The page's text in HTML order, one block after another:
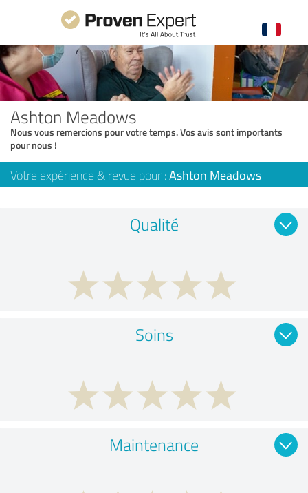
Ashton Meadows
Nous vous remercions pour votre temps. Vos avis sont importants
pour nous !
Votre expérience & revue pour : Ashton Meadows
Qualité
Soins
Maintenance